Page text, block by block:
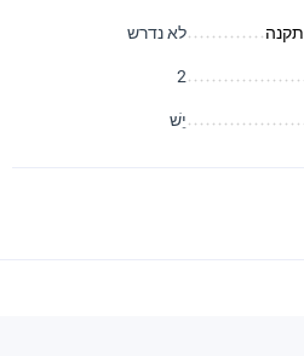
לא נדרש
2
יֵשׁ